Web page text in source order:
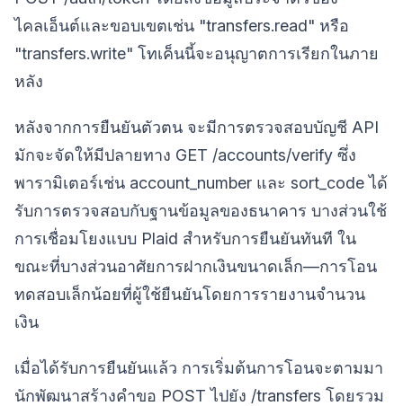
ไคลเอ็นต์และขอบเขตเช่น "transfers.read" หรือ
"transfers.write" โทเค็นนี้จะอนุญาตการเรียกในภาย
หลัง
หลังจากการยืนยันตัวตน จะมีการตรวจสอบบัญชี API
มักจะจัดให้มีปลายทาง GET /accounts/verify ซึ่ง
พารามิเตอร์เช่น account_number และ sort_code ได้
รับการตรวจสอบกับฐานข้อมูลของธนาคาร บางส่วนใช้
การเชื่อมโยงแบบ Plaid สำหรับการยืนยันทันที ใน
ขณะที่บางส่วนอาศัยการฝากเงินขนาดเล็ก—การโอน
ทดสอบเล็กน้อยที่ผู้ใช้ยืนยันโดยการรายงานจำนวน
เงิน
เมื่อได้รับการยืนยันแล้ว การเริ่มต้นการโอนจะตามมา
นักพัฒนาสร้างคำขอ POST ไปยัง /transfers โดยรวม